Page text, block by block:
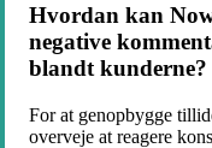
Hvordan kan
negative
blandt kunderne?
For at genopbygge
overveje at reagere